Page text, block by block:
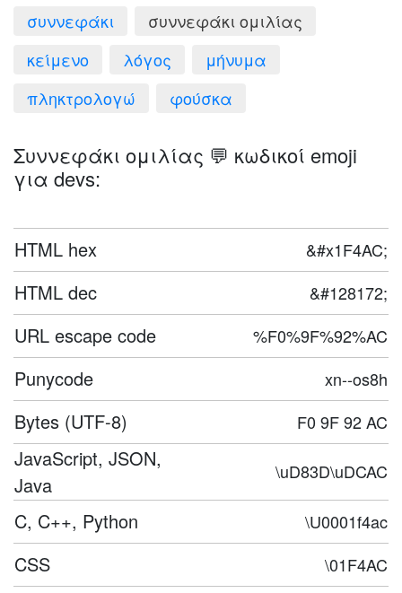
συννεφάκι
συννεφάκι ομιλίας
κείμενο
λόγος
μήνυμα
πληκτρολογώ
φούσκα
Συννεφάκι ομιλίας 💬 κωδικοί emoji
για devs:
HTML hex &#x1F4AC;
HTML dec &#128172;
URL escape code %F0%9F%92%AC
Punycode xn--os8h
Bytes (UTF-8) F0 9F 92 AC
JavaScript, JSON,
Java
\uD83D\uDCAC
C, C++, Python \U0001f4ac
CSS \01F4AC